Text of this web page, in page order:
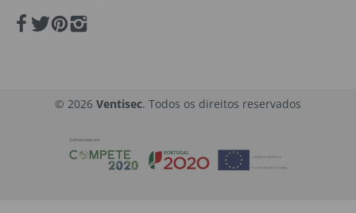
© 2026 Ventisec. Todos os direitos reservados